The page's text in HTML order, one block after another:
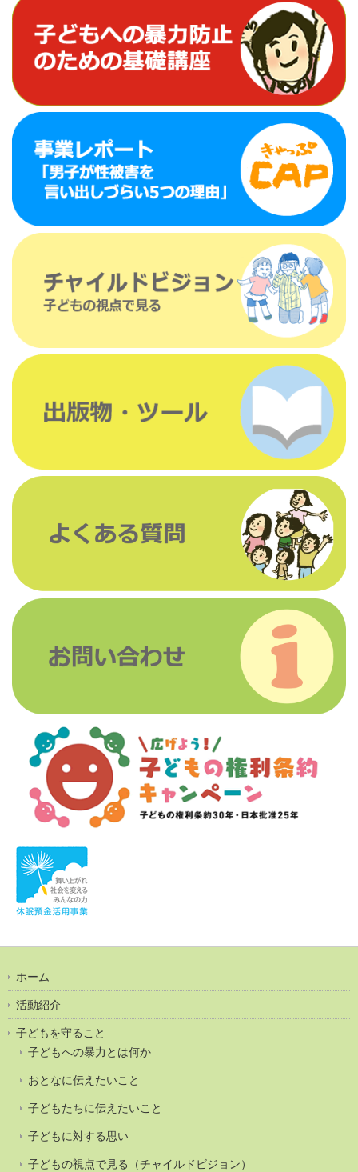
ホーム
活動紹介
子どもを守ること
子どもへの暴力とは何か
おとなに伝えたいこと
子どもたちに伝えたいこと
子どもに対する思い
子どもの視点で見る（チャイルドビジョン）